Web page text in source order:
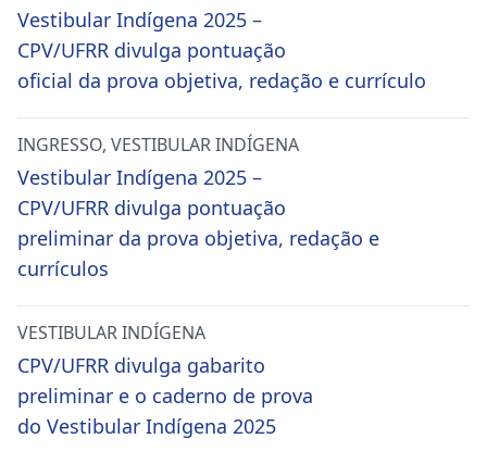
Vestibular Indígena 2025 –
CPV/UFRR divulga pontuação
oficial da prova objetiva, redação e currículo
INGRESSO, VESTIBULAR INDÍGENA
Vestibular Indígena 2025 –
CPV/UFRR divulga pontuação
preliminar da prova objetiva, redação e
currículos
VESTIBULAR INDÍGENA
CPV/UFRR divulga gabarito
preliminar e o caderno de prova
do Vestibular Indígena 2025